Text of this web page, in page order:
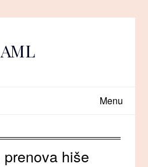
AML
Menu
prenova hiše